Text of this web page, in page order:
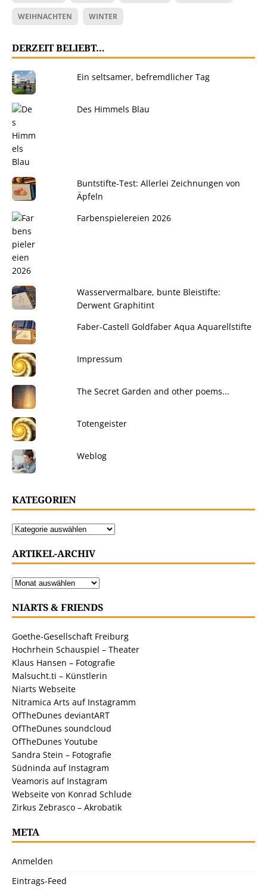
WEIHNACHTEN WINTER
DERZEIT BELIEBT…
Ein seltsamer, befremdlicher Tag
Des Himmels Blau
Buntstifte-Test: Allerlei Zeichnungen von
Äpfeln
Farbenspielereien 2026
Wasservermalbare, bunte Bleistifte:
Derwent Graphitint
Faber-Castell Goldfaber Aqua Aquarellstifte
Impressum
The Secret Garden and other poems...
Totengeister
Weblog
KATEGORIEN
ARTIKEL-ARCHIV
NIARTS & FRIENDS
Goethe-Gesellschaft Freiburg
Hochrhein Schauspiel – Theater
Klaus Hansen – Fotografie
Malsucht.ti – Künstlerin
Niarts Webseite
Nitramica Arts auf Instagramm
OfTheDunes deviantART
OfTheDunes soundcloud
OfTheDunes Youtube
Sandra Stein – Fotografie
Südninda auf Instagram
Veamoris auf Instagram
Webseite von Konrad Schlude
Zirkus Zebrasco – Akrobatik
META
Anmelden
Eintrags-Feed